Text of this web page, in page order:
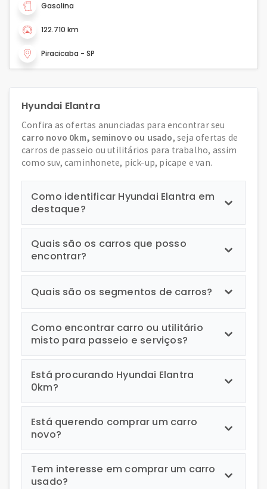
Gasolina
122.710 km
Piracicaba - SP
Hyundai Elantra
Confira as ofertas anunciadas para encontrar seu
carro novo 0km, seminovo ou usado, seja ofertas de
carros de passeio ou utilitários para trabalho, assim
como suv, caminhonete, pick-up, picape e van.
Como identificar Hyundai Elantra em
destaque?
Quais são os carros que posso
encontrar?
Quais são os segmentos de carros?
Como encontrar carro ou utilitário
misto para passeio e serviços?
Está procurando Hyundai Elantra
0km?
Está querendo comprar um carro
novo?
Tem interesse em comprar um carro
usado?